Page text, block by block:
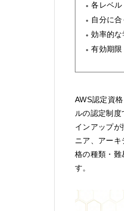
各レベ
自分に
効率的
有効期限
AWS認定資
ルの認定制
インアップ
ニア、アー
格の種類・難
す。